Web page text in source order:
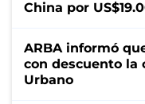
China por
ARBA informó
con descuento la
Urbano